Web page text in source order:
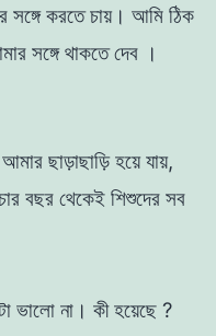
সঙ্গেকরতেচায়। আমি ঠিক
সঙ্গেথাকতেদেব ।
আমার ছাড়াছাড়িহয়েযায়,
বছর থেকেই শিশুদের সব
ভালাে না । কীহয়েছে ?